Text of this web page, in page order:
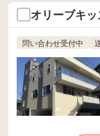
オリーブキ
問い合わせ受付中